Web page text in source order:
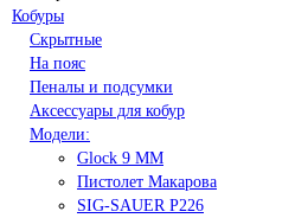
Кобуры
Скрытные
На пояс
Пеналы и подсумки
Аксессуары для кобур
Модели:
Glock 9 ММ
Пистолет Макарова
SIG-SAUER P226